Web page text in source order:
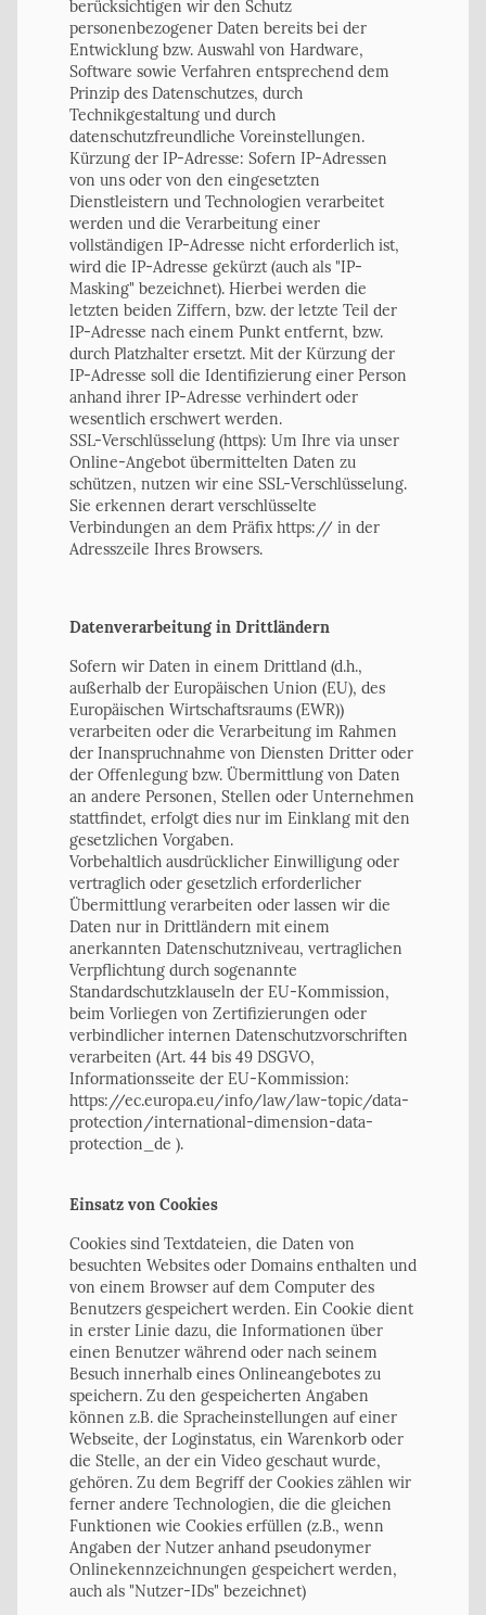
berücksichtigen wir den Schutz
personenbezogener Daten bereits bei der
Entwicklung bzw. Auswahl von Hardware,
Software sowie Verfahren entsprechend dem
Prinzip des Datenschutzes, durch
Technikgestaltung und durch
datenschutzfreundliche Voreinstellungen.
Kürzung der IP-Adresse: Sofern IP-Adressen
von uns oder von den eingesetzten
Dienstleistern und Technologien verarbeitet
werden und die Verarbeitung einer
vollständigen IP-Adresse nicht erforderlich ist,
wird die IP-Adresse gekürzt (auch als "IP-
Masking" bezeichnet). Hierbei werden die
letzten beiden Ziffern, bzw. der letzte Teil der
IP-Adresse nach einem Punkt entfernt, bzw.
durch Platzhalter ersetzt. Mit der Kürzung der
IP-Adresse soll die Identifizierung einer Person
anhand ihrer IP-Adresse verhindert oder
wesentlich erschwert werden.
SSL-Verschlüsselung (https): Um Ihre via unser
Online-Angebot übermittelten Daten zu
schützen, nutzen wir eine SSL-Verschlüsselung.
Sie erkennen derart verschlüsselte
Verbindungen an dem Präfix https:// in der
Adresszeile Ihres Browsers.
Datenverarbeitung in Drittländern
​Sofern wir Daten in einem Drittland (d.h.,
außerhalb der Europäischen Union (EU), des
Europäischen Wirtschaftsraums (EWR))
verarbeiten oder die Verarbeitung im Rahmen
der Inanspruchnahme von Diensten Dritter oder
der Offenlegung bzw. Übermittlung von Daten
an andere Personen, Stellen oder Unternehmen
stattfindet, erfolgt dies nur im Einklang mit den
gesetzlichen Vorgaben.
Vorbehaltlich ausdrücklicher Einwilligung oder
vertraglich oder gesetzlich erforderlicher
Übermittlung verarbeiten oder lassen wir die
Daten nur in Drittländern mit einem
anerkannten Datenschutzniveau, vertraglichen
Verpflichtung durch sogenannte
Standardschutzklauseln der EU-Kommission,
beim Vorliegen von Zertifizierungen oder
verbindlicher internen Datenschutzvorschriften
verarbeiten (Art. 44 bis 49 DSGVO,
Informationsseite der EU-Kommission:
https://ec.europa.eu/info/law/law-topic/data-
protection/international-dimension-data-
protection_de ).
Einsatz von Cookies
Cookies sind Textdateien, die Daten von
besuchten Websites oder Domains enthalten und
von einem Browser auf dem Computer des
Benutzers gespeichert werden. Ein Cookie dient
in erster Linie dazu, die Informationen über
einen Benutzer während oder nach seinem
Besuch innerhalb eines Onlineangebotes zu
speichern. Zu den gespeicherten Angaben
können z.B. die Spracheinstellungen auf einer
Webseite, der Loginstatus, ein Warenkorb oder
die Stelle, an der ein Video geschaut wurde,
gehören. Zu dem Begriff der Cookies zählen wir
ferner andere Technologien, die die gleichen
Funktionen wie Cookies erfüllen (z.B., wenn
Angaben der Nutzer anhand pseudonymer
Onlinekennzeichnungen gespeichert werden,
auch als "Nutzer-IDs" bezeichnet)